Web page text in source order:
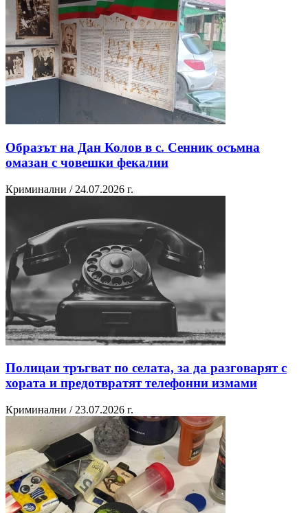
Образът на Дан Колов в с. Сенник осъмна
омазан с човешки фекалии
Криминални / 24.07.2026 г.
Полицаи тръгват по селата, за да разговарят с
хората и предотвратят телефонни измами
Криминални / 23.07.2026 г.